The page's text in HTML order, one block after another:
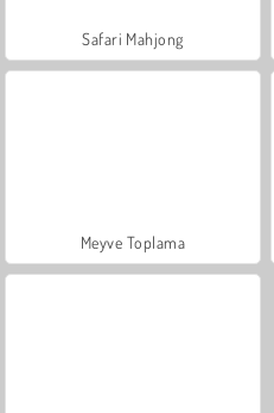
Safari Mahjong
Meyve Toplama